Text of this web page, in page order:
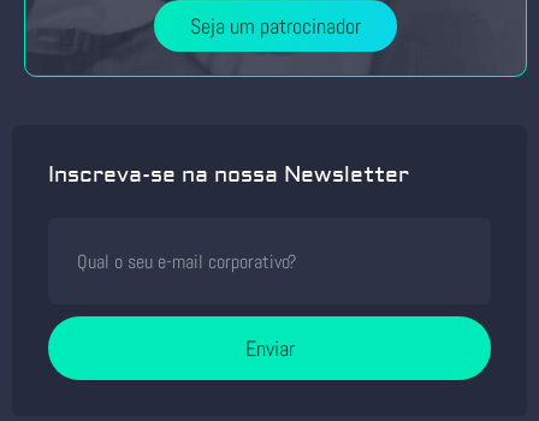
Seja um patrocinador
Inscreva-se na nossa Newsletter
Enviar